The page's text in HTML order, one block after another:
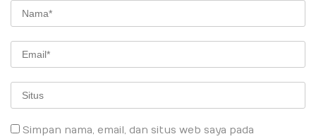
Simpan nama, email, dan situs web saya pada